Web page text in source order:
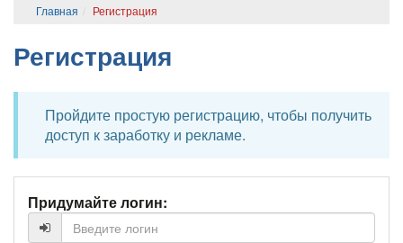
Главная Регистрация
Регистрация
Пройдите простую регистрацию, чтобы получить
доступ к заработку и рекламе.
Придумайте логин: